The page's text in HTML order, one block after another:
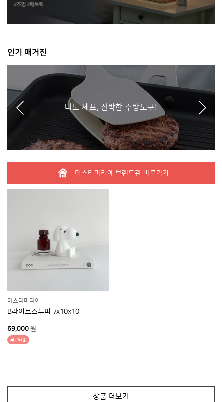
인기 매거진
나도 셰프, 신박한 주방도구!
미스터마리아 브랜드관 바로가기
미스터마리아
B라이트스누피 7x10x10
69,000 원
무료배송
상품 더보기